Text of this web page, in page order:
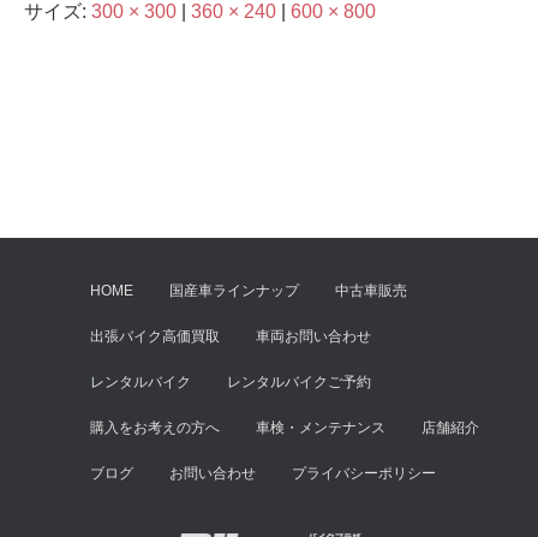
サイズ: 300 × 300 360 × 240 600 × 800
HOME 国産車ラインナップ 中古車販売
出張バイク高価買取 車両お問い合わせ
レンタルバイク レンタルバイクご予約
購入をお考えの方へ 車検・メンテナンス 店舗紹介
ブログ お問い合わせ プライバシーポリシー